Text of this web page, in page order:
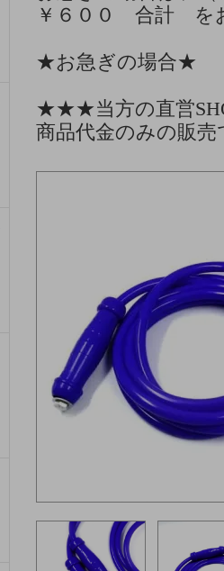
￥６００ 合計 を
★お急ぎの場合★
★★★当方の直営
商品代金のみの販